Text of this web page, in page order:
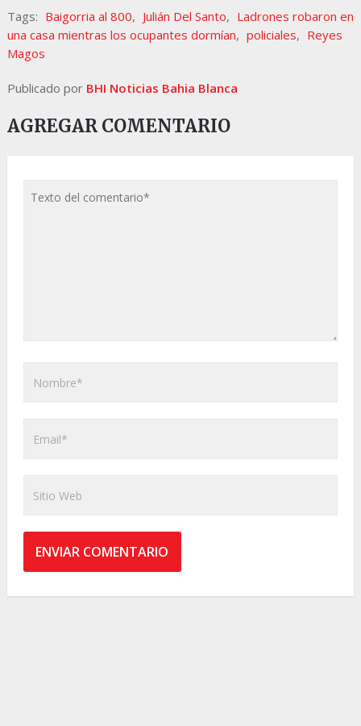
Tags: Baigorria al 800, Julián Del Santo, Ladrones robaron en
una casa mientras los ocupantes dormían, policiales, Reyes
Magos
Publicado por BHI Noticias Bahia Blanca
AGREGAR COMENTARIO